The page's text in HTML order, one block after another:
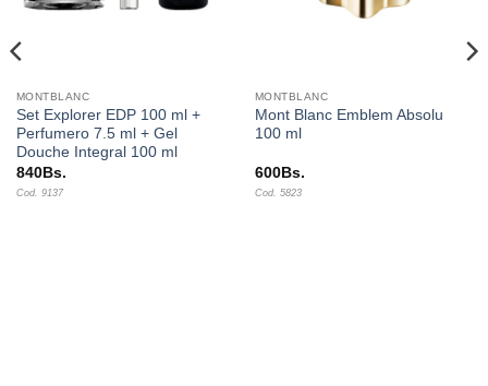
MONTBLANC
Set Explorer EDP 100 ml +
Perfumero 7.5 ml + Gel
Douche Integral 100 ml
840Bs.
Cod. 9137
MONTBLANC
Mont Blanc Emblem Absolu
100 ml
600Bs.
Cod. 5823